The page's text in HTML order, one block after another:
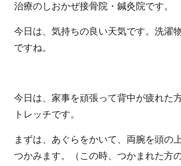
治療のしおかぜ接骨院・鍼灸院です。
今日は、気持ちの良い天気です。洗濯
ですね。
今日は、家事を頑張って背中が疲れた
トレッチです。
まずは、あぐらをかいて、両腕を頭の
つかみます。（この時、つかまれた方